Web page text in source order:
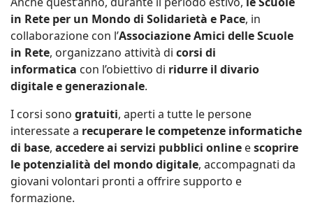
in Rete per un Mondo di Solidarietà e Pace, in
collaborazione con l’Associazione Amici delle Scuole
in Rete, organizzano attività di corsi di
informatica con l’obiettivo di ridurre il divario
digitale e generazionale.
I corsi sono gratuiti, aperti a tutte le persone
interessate a recuperare le competenze informatiche
di base, accedere ai servizi pubblici online escoprire
le potenzialità del mondo digitale, accompagnati da
giovani volontari pronti a offrire supporto e
formazione.